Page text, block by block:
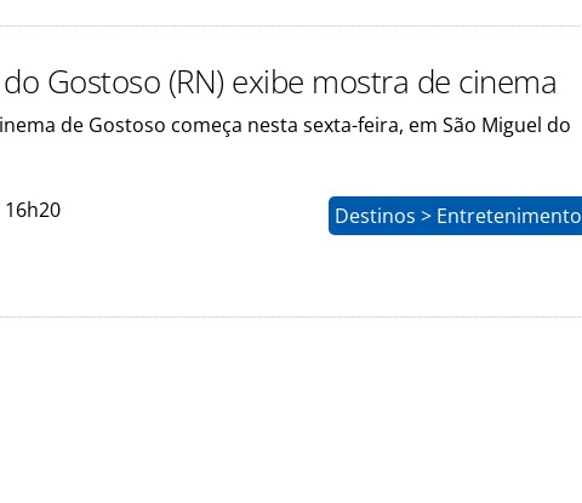
Gostoso (RN) exibe mostra de cinema
de Gostoso começa nesta sexta-feira, em São Miguel do
Destinos > Entretenimento